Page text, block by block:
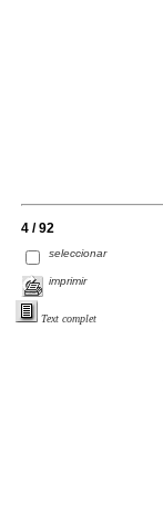
4 / 92
seleccionar
imprimir
Text complet